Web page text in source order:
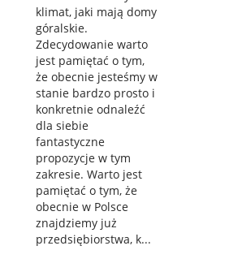
klimat, jaki mają domy
góralskie.
Zdecydowanie warto
jest pamiętać o tym,
że obecnie jesteśmy w
stanie bardzo prosto i
konkretnie odnaleźć
dla siebie
fantastyczne
propozycje w tym
zakresie. Warto jest
pamiętać o tym, że
obecnie w Polsce
znajdziemy już
przedsiębiorstwa, k...